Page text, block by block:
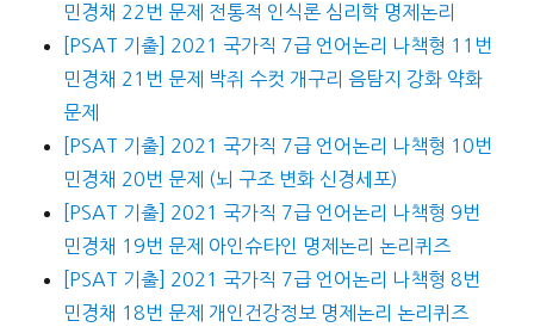
민경채 22번 문제 전통적 인식론 심리학 명제논리
[PSAT 기출] 2021 국가직 7급 언어논리 나책형 11번
민경채 21번 문제 박쥐 수컷 개구리 음탐지 강화 약화
문제
[PSAT 기출] 2021 국가직 7급 언어논리 나책형 10번
민경채 20번 문제 (뇌 구조 변화 신경세포)
[PSAT 기출] 2021 국가직 7급 언어논리 나책형 9번
민경채 19번 문제 아인슈타인 명제논리 논리퀴즈
[PSAT 기출] 2021 국가직 7급 언어논리 나책형 8번
민경채 18번 문제 개인건강정보 명제논리 논리퀴즈